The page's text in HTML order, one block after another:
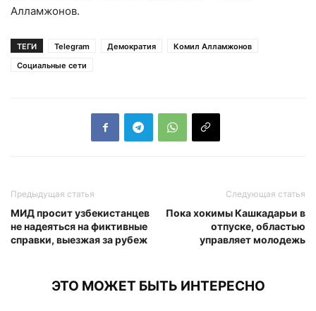
Алламжонов.
ТЕГИ Telegram Демократия
Комил Алламжонов
Социальные сети
Предыдущая статья
МИД просит узбекистанцев
не надеяться на фиктивные
справки, выезжая за рубеж
Следующая статья
Пока хокимы Кашкадарьи в
отпуске, областью
управляет молодежь
ЭТО МОЖЕТ БЫТЬ ИНТЕРЕСНО